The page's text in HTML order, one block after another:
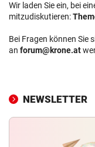
Wir laden Sie ein, bei
mitzudiskutieren:
Bei Fragen können Sie
an forum@krone.at
NEWSLETTER